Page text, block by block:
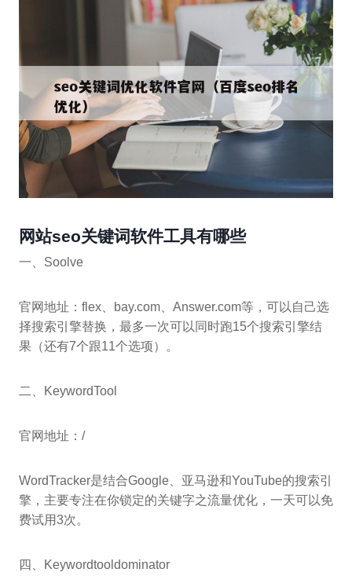
网站seo关键词软件工具有哪些
一、Soolve
官网地址：flex、bay.com、Answer.com等，可以自己选
择搜索引擎替换，最多一次可以同时跑15个搜索引擎结
果（还有7个跟11个选项）。
二、KeywordTool
官网地址：/
WordTracker是结合Google、亚马逊和YouTube的搜索引
擎，主要专注在你锁定的关键字之流量优化，一天可以免
费试用3次。
四、Keywordtooldominator